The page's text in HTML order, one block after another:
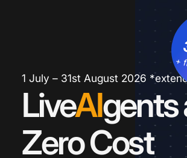
1 July – 31st August 2026
LiveAIgents
Zero Cost
+